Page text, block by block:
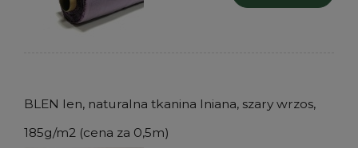
BLEN len, naturalna tkanina lniana, szary wrzos,
185g/m2 (cena za 0,5m)